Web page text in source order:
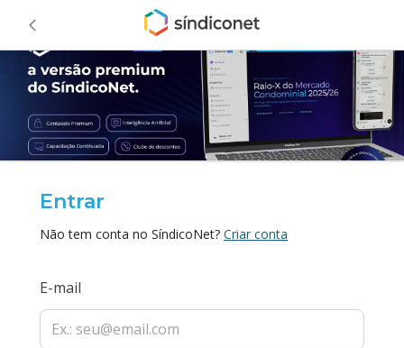
Entrar
Não tem conta no SíndicoNet? Criar conta
E-mail